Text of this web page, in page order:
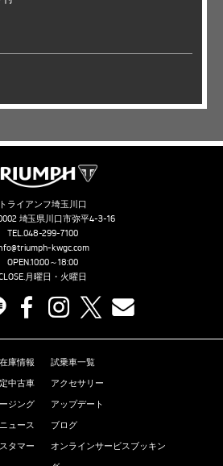
トライアンフ埼玉川口
埼玉県川口市弥平4-3-16
TEL.048-299-7100
kwgc.com
OPEN.10:00～18:00
月曜日・火曜日
OFFICIAL SITE
LINE FacebookInstagram
庫情報
試乗車一覧
中古車
アクセサリー
ジング
アップデート
ニュース
ブログ
タマー
オンラインサービスブッキン